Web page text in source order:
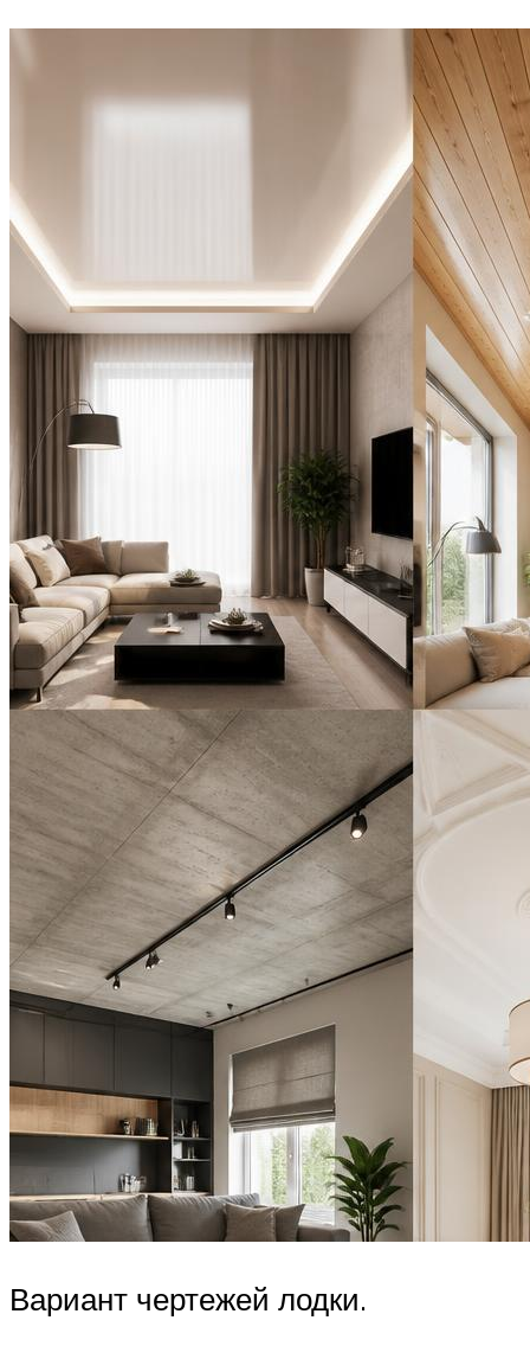
Вариант чертежей лодки.